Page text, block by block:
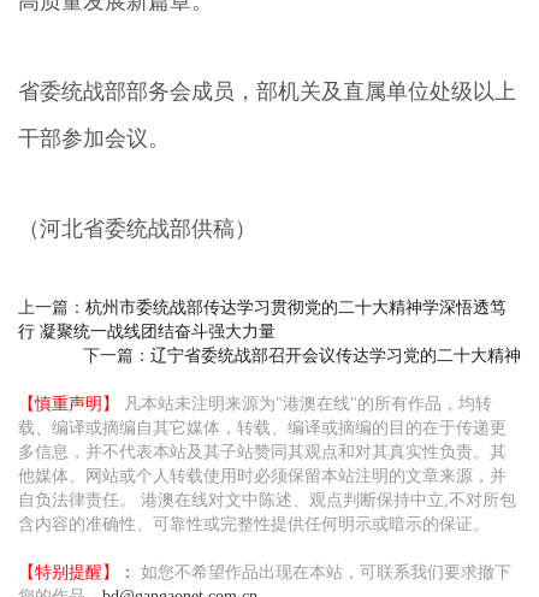
省委统战部部务会成员，部机关及直属单位处级以上
干部参加会议。
（河北省委统战部供稿）
上一篇： 杭州市委统战部传达学习贯彻党的二十大精神学深悟透笃
行 凝聚统一战线团结奋斗强大力量
下一篇： 辽宁省委统战部召开会议传达学习党的二十大精神
【慎重声明】
凡本站未注明来源为"港澳在线"的所有作品，均转
载、编译或摘编自其它媒体，转载、编译或摘编的目的在于传递更
多信息，并不代表本站及其子站赞同其观点和对其真实性负责。其
他媒体、网站或个人转载使用时必须保留本站注明的文章来源，并
自负法律责任。 港澳在线对文中陈述、观点判断保持中立,不对所包
含内容的准确性、可靠性或完整性提供任何明示或暗示的保证。
【特别提醒】：
如您不希望作品出现在本站，可联系我们要求撤下